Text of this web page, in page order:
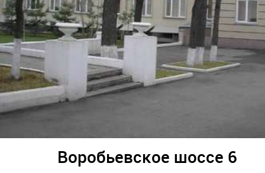
Воробьевское шоссе 6